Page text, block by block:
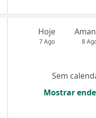
Hoje
7 Ago 8
Sem
Mostrar